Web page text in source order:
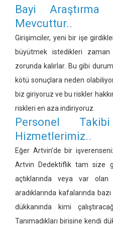
Bayi Araştırma
Mevcuttur..
Girişimciler, yeni bir işe
büyütmek istedikleri
zorunda kalırlar. Bu gibi
kötü sonuçlara neden
biz giriyoruz ve bu riskler
riskleri en aza indiriyoruz.
Personel
Hizmetlerimiz..
Eğer Artvin’de bir
Artvin Dedektiflik tam size
açtıklarında veya var
aradıklarında kafalarında
dükkanında kimi
Tanımadıkları birisine kendi